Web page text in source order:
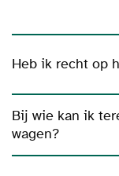
Heb ik recht op
Bij wie kan ik
wagen?